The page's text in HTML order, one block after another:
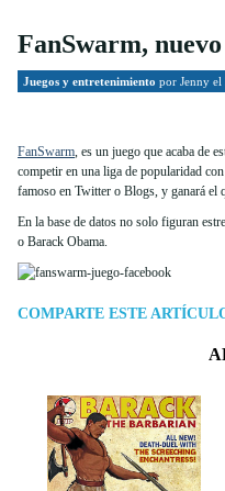
FanSwarm,
Juegos y entretenimiento por Jenny el
FanSwarm, es un juego que acaba de
competir en una liga de popularidad
famoso en Twitter o Blogs, y ganará el
En la base de datos no solo figuran
o Barack Obama.
COMPARTE ESTE